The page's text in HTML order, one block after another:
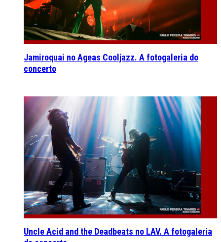
Jamiroquai no Ageas Cooljazz. A fotogaleria do
concerto
Uncle Acid and the Deadbeats no LAV. A fotogaleria